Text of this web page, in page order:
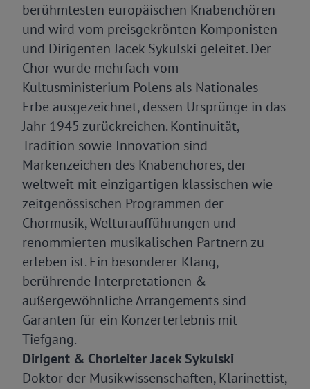
berühmtesten europäischen Knabenchören
und wird vom preisgekrönten Komponisten
und Dirigenten Jacek Sykulski geleitet. Der
Chor wurde mehrfach vom
Kultusministerium Polens als Nationales
Erbe ausgezeichnet, dessen Ursprünge in das
Jahr 1945 zurückreichen. Kontinuität,
Tradition sowie Innovation sind
Markenzeichen des Knabenchores, der
weltweit mit einzigartigen klassischen wie
zeitgenössischen Programmen der
Chormusik, Welturaufführungen und
renommierten musikalischen Partnern zu
erleben ist. Ein besonderer Klang,
berührende Interpretationen &
außergewöhnliche Arrangements sind
Garanten für ein Konzerterlebnis mit
Tiefgang.
Dirigent & Chorleiter Jacek Sykulski
Doktor der Musikwissenschaften, Klarinettist,